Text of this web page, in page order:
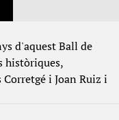
d'aquest Ball de
històriques,
i Joan Ruiz i